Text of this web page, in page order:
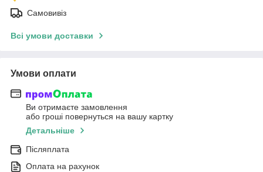
Самовивіз
Всі умови доставки
Умови оплати
Ви отримаєте замовлення
або гроші повернуться на вашу картку
Детальніше
Післяплата
Оплата на рахунок